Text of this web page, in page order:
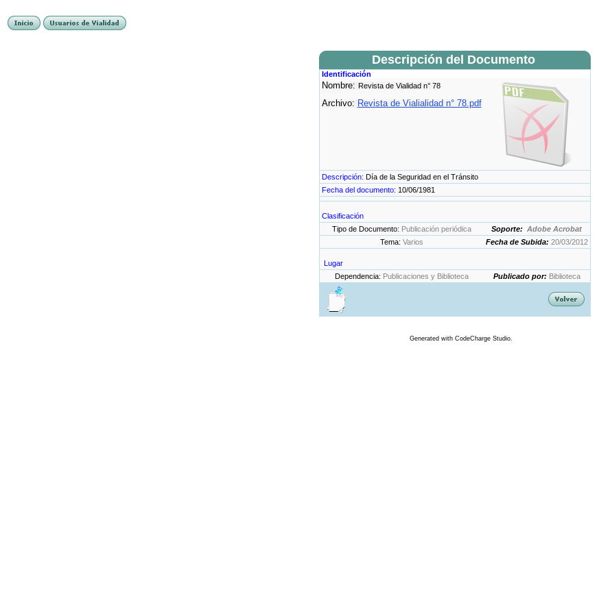
Descripción del Documento
Identificación
Nombre: Revista de Vialidad n° 78
Archivo: Revista de Vialialidad n° 78.pdf
Descripción: Día de la Seguridad en el Tránsito
Fecha del documento: 10/06/1981
Clasificación
Tipo de Documento: Publicación periódica Soporte: Adobe Acrobat
Tema: Varios Fecha de Subida: 20/03/2012
Lugar
Dependencia: Publicaciones y Biblioteca Publicado por: Biblioteca
Generated with CodeCharge Studio.